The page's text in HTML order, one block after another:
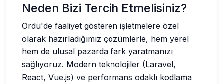
Neden Bizi Tercih Etmelisiniz?
Ordu'de faaliyet gösteren işletmelere özel
olarak hazırladığımız çözümlerle, hem yerel
hem de ulusal pazarda fark yaratmanızı
sağlıyoruz. Modern teknolojiler (Laravel,
React, Vue.js) ve performans odaklı kodlama